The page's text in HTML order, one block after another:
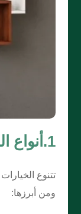
1.أنواع الرفوف الخشبية
تتنوع
ومن أبرزها: